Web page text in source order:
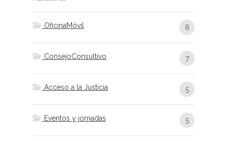
OficinaMóvil 8
ConsejoConsultivo 7
Acceso a la Justicia 5
Eventos y jornadas 5